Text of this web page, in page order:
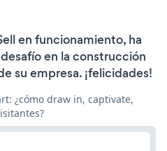
en funcionamiento, ha
en la construcción
su empresa. ¡felicidades!
¿cómo draw in, captivate,